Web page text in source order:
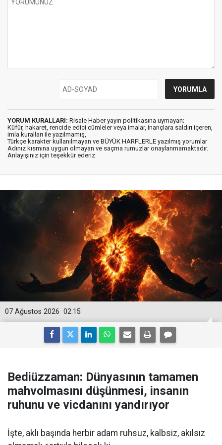
YORUM KURALLARI: Risale Haber yayın politikasına uymayan;
Küfür, hakaret, rencide edici cümleler veya imalar, inançlara saldırı içeren,
imla kuralları ile yazılmamış,
Türkçe karakter kullanılmayan ve BÜYÜK HARFLERLE yazılmış yorumlar
Adınız kısmına uygun olmayan ve saçma rumuzlar onaylanmamaktadır.
Anlayışınız için teşekkür ederiz.
02:15
07 Ağustos 2026
Bediüzzaman: Dünyasının tamamen
mahvolmasını düşünmesi, insanın
ruhunu ve vicdanını yandırıyor
İşte, aklı başında herbir adam ruhsuz, kalbsiz, akılsız